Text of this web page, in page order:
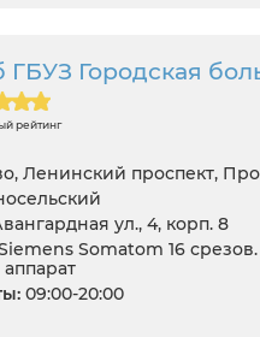
ГБУЗ Городская
рейтинг
Ленинский проспект,
ул., 4, корп. 8
Somatom 16
аппарат
09:00-20:00